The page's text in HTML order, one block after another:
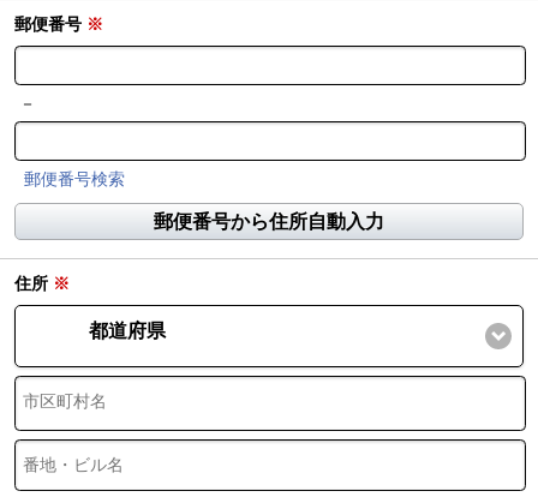
郵便番号 ※
－
郵便番号検索
郵便番号から住所自動入力
住所 ※
都道府県